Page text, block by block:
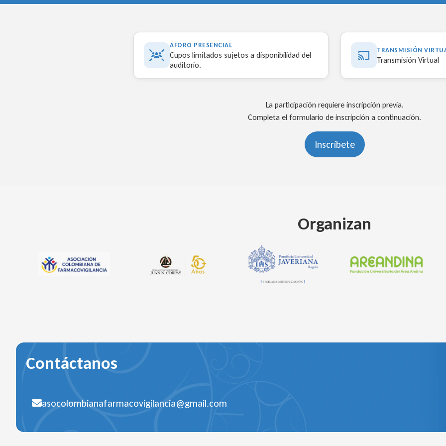
AFORO PRESENCIAL
Cupos limitados sujetos a disponibilidad del
auditorio.
TRANSMISIÓN
Transmisión Virtual
La participación requiere inscripción previa.
Completa el formulario de inscripción a continuación.
Inscríbete
Organizan
Contáctanos
asocolombianafarmacovigilancia@gmail.com